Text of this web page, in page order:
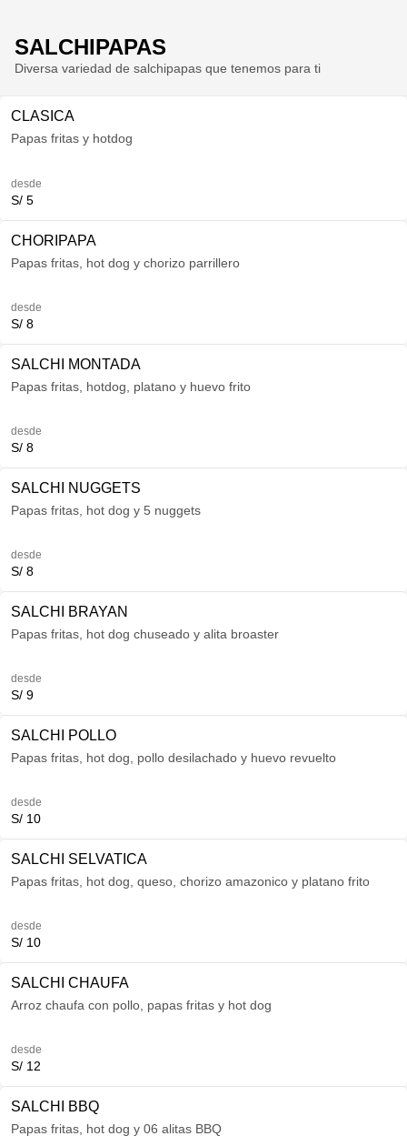
SALCHIPAPAS
Diversa variedad de salchipapas que tenemos para ti
CLASICA
Papas fritas y hotdog
desde
S/ 5
CHORIPAPA
Papas fritas, hot dog y chorizo parrillero
desde
S/ 8
SALCHI MONTADA
Papas fritas, hotdog, platano y huevo frito
desde
S/ 8
SALCHI NUGGETS
Papas fritas, hot dog y 5 nuggets
desde
S/ 8
SALCHI BRAYAN
Papas fritas, hot dog chuseado y alita broaster
desde
S/ 9
SALCHI POLLO
Papas fritas, hot dog, pollo desilachado y huevo revuelto
desde
S/ 10
SALCHI SELVATICA
Papas fritas, hot dog, queso, chorizo amazonico y platano frito
desde
S/ 10
SALCHI CHAUFA
Arroz chaufa con pollo, papas fritas y hot dog
desde
S/ 12
SALCHI BBQ
Papas fritas, hot dog y 06 alitas BBQ